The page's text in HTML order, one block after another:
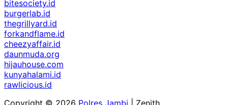
bitesociety.id
burgerlab.id
thegrillyard.id
forkandflame.id
cheezyaffair.id
daunmuda.org
hijauhouse.com
kunyahalami.id
rawlicious.id
Copyright © 2026 Polres Jambi | Zenith